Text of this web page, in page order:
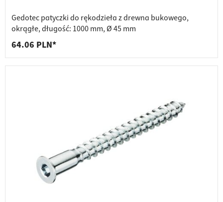
Gedotec patyczki do rękodzieła z drewna bukowego,
okrągłe, długość: 1000 mm, Ø 45 mm
64.06 PLN*